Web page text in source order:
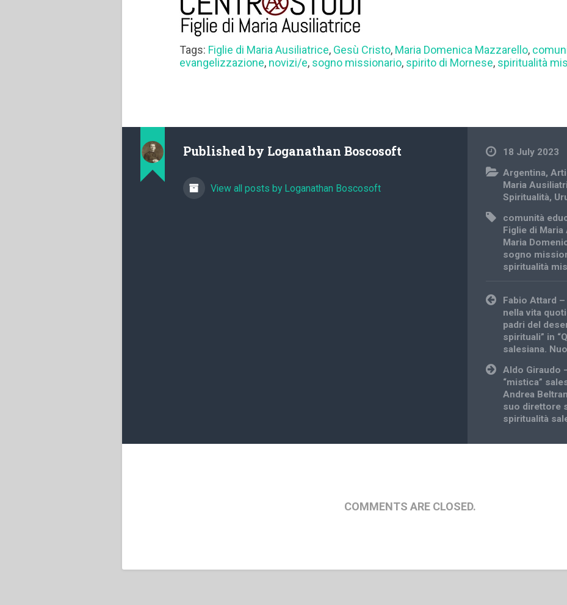
Tags: Figlie di Maria Ausiliatrice, Gesù Cristo, Maria Domenica Mazzarello,
evangelizzazione, novizi/e, sogno missionario, spirito di Mornese, spiritualità
Published by Loganathan Boscosoft
View all posts by Loganathan Boscosoft
18 July 2023
Argentina,
Maria
Spiritualità,
comunità
Figlie di
Maria
sogno
spiritualità
Post
navigation
Fabio Attard
nella vita
padri del
spirituali” in
salesiana.
Aldo Giraudo
“mistica”
Andrea
suo direttore
spiritualità
COMMENTS ARE CLOSED.